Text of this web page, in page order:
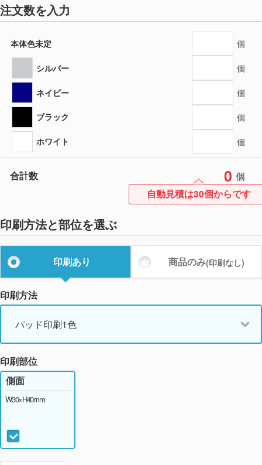
注文数を入力
本体色未定 個
シルバー 個
ネイビー 個
ブラック 個
ホワイト 個
合計数 0 個
自動見積は30個からです
印刷方法と部位を選ぶ
印刷あり 商品のみ(印刷なし)
印刷方法
パッド印刷1色
印刷部位
側面
W30×H40mm